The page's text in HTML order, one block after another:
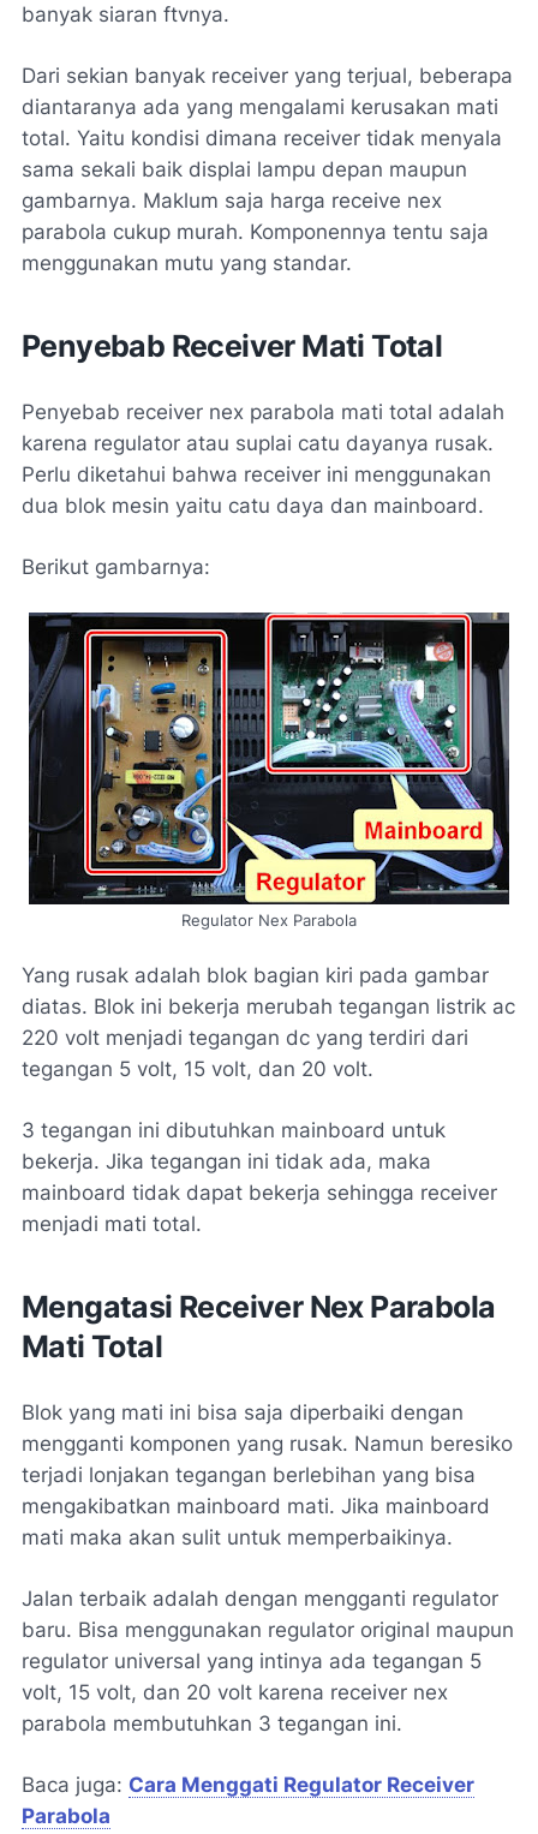
banyak siaran ftvnya.
Dari sekian banyak receiver yang terjual, beberapa
diantaranya ada yang mengalami kerusakan mati
total. Yaitu kondisi dimana receiver tidak menyala
sama sekali baik displai lampu depan maupun
gambarnya. Maklum saja harga receive nex
parabola cukup murah. Komponennya tentu saja
menggunakan mutu yang standar.
Penyebab Receiver Mati Total
Penyebab receiver nex parabola mati total adalah
karena regulator atau suplai catu dayanya rusak.
Perlu diketahui bahwa receiver ini menggunakan
dua blok mesin yaitu catu daya dan mainboard.
Berikut gambarnya:
Regulator Nex Parabola
Yang rusak adalah blok bagian kiri pada gambar
diatas. Blok ini bekerja merubah tegangan listrik ac
220 volt menjadi tegangan dc yang terdiri dari
tegangan 5 volt, 15 volt, dan 20 volt.
3 tegangan ini dibutuhkan mainboard untuk
bekerja. Jika tegangan ini tidak ada, maka
mainboard tidak dapat bekerja sehingga receiver
menjadi mati total.
Mengatasi Receiver Nex Parabola
Mati Total
Blok yang mati ini bisa saja diperbaiki dengan
mengganti komponen yang rusak. Namun beresiko
terjadi lonjakan tegangan berlebihan yang bisa
mengakibatkan mainboard mati. Jika mainboard
mati maka akan sulit untuk memperbaikinya.
Jalan terbaik adalah dengan mengganti regulator
baru. Bisa menggunakan regulator original maupun
regulator universal yang intinya ada tegangan 5
volt, 15 volt, dan 20 volt karena receiver nex
parabola membutuhkan 3 tegangan ini.
Baca juga: Cara Menggati Regulator Receiver
Parabola